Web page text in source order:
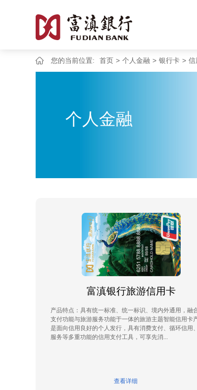
您的当前位置: 首页 > 个人金融 > 银行卡 > 信
个人金融
富滇银行旅游信用卡
产品特点：具有统一标准、统一标识、境内外通用，融
支付功能与旅游服务功能于一体的旅游主题智能信用卡产
是面向信用良好的个人发行，具有消费支付、循环信用
服务等多重功能的信用支付工具，可享先消...
查看详细